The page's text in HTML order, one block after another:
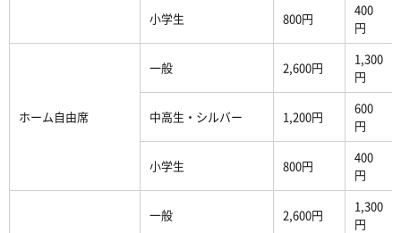
小学生 800円
400
円
ホーム自由席
一般 2,600円
1,300
円
中高生・シルバー 1,200円
600
円
小学生 800円
400
円
一般 2,600円
1,300
円